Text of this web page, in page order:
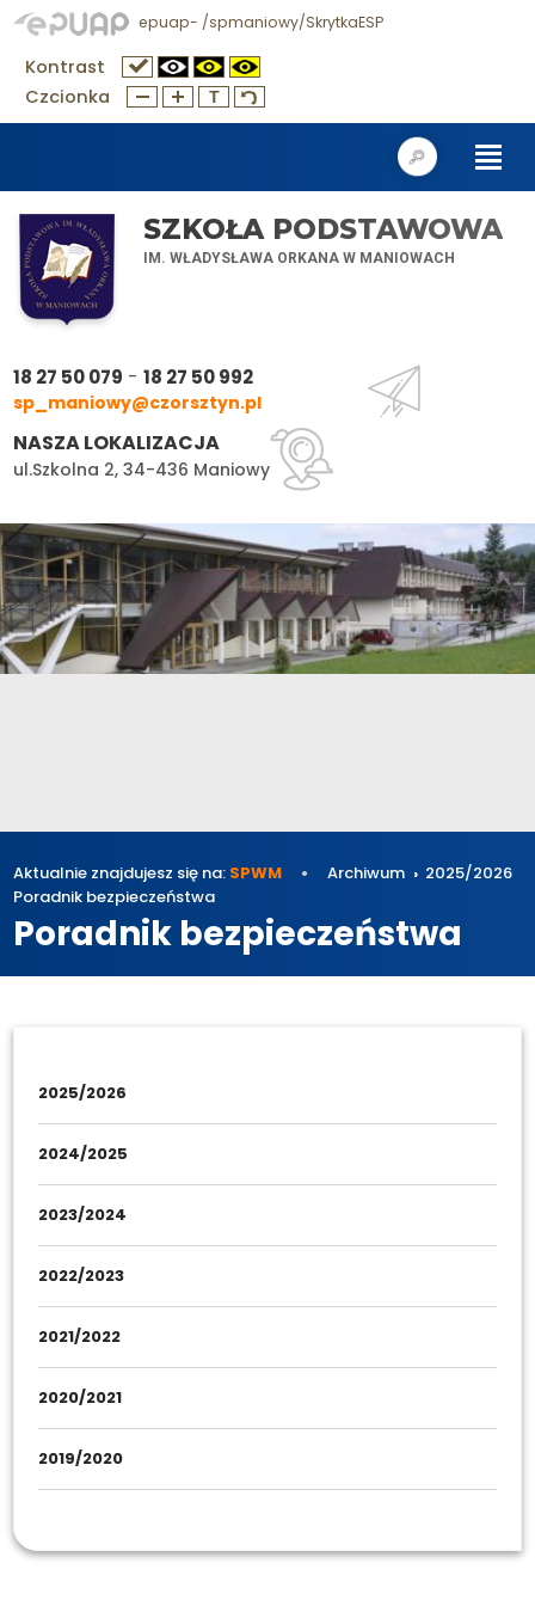
epuap- /spmaniowy/SkrytkaESP
Kontrast
Czcionka
SZKOŁA PODSTAWOWA
IM. WŁADYSŁAWA ORKANA W MANIOWACH
18 27 50 079 -18 27 50 992
sp_maniowy@czorsztyn.pl
NASZA LOKALIZACJA
ul.Szkolna 2, 34-436 Maniowy
Aktualnie znajdujesz się na: SPWM Archiwum
2025/2026
Poradnik bezpieczeństwa
Poradnik bezpieczeństwa
2025/2026
2024/2025
2023/2024
2022/2023
2021/2022
2020/2021
2019/2020